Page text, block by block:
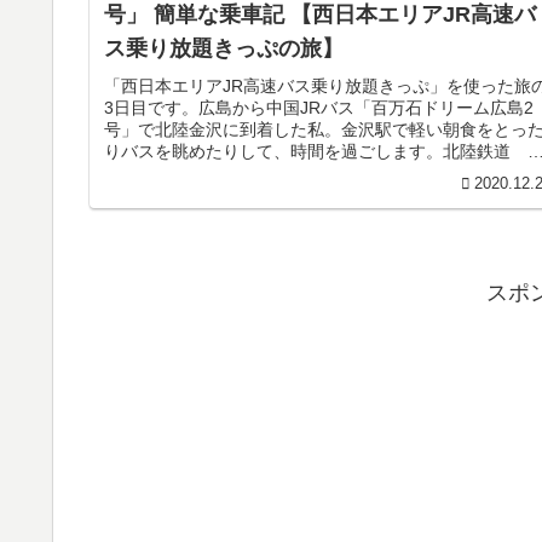
号」 簡単な乗車記 【西日本エリアJR高速バ
ス乗り放題きっぷの旅】
「西日本エリアJR高速バス乗り放題きっぷ」を使った旅
3日目です。広島から中国JRバス「百万石ドリーム広島2
号」で北陸金沢に到着した私。金沢駅で軽い朝食をとった
りバスを眺めたりして、時間を過ごします。北陸鉄道 西
スポ